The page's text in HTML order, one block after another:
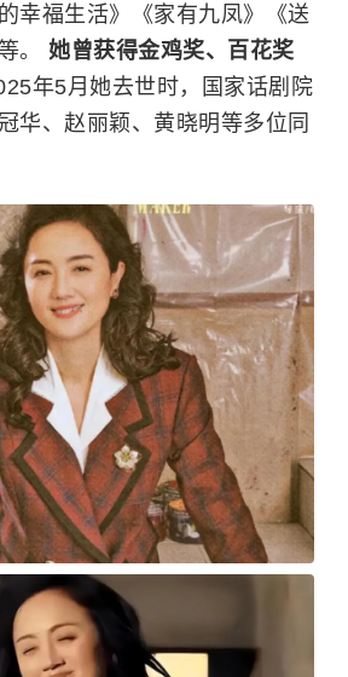
幸福生活》《家有九凤》《送
。 她曾获得金鸡奖、百花奖
年5月她去世时，国家话剧院
华、 赵丽颖、 黄晓明等多位同